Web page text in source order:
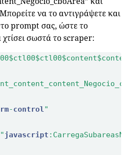
να το αντιγράψετε και
prompt σας, ώστε το
σωστά το scraper:
-control
javascript :